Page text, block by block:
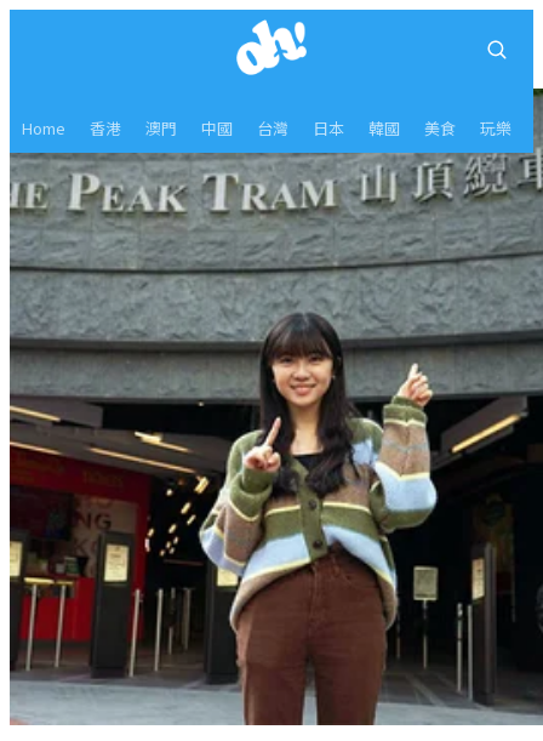
Home 香港 澳門 中國 台灣 日本 韓國 美食 玩樂